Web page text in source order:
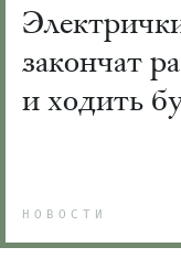
закончат
и ходить
НОВОСТИ